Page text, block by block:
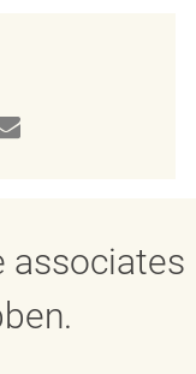
twitter
associates